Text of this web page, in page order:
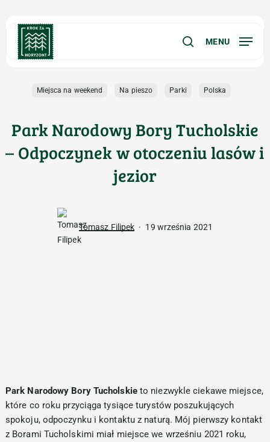
main
content
search
MENU
Miejsca na weekend Na pieszo Parki Polska
Park Narodowy Bory Tucholskie
– Odpoczynek w otoczeniu lasów i
jezior
Tomasz Filipek 19 września 2021
Park Narodowy Bory Tucholskieto niezwykle ciekawe miejsce,
które co roku przyciąga tysiące turystów poszukujących
spokoju, odpoczynku i kontaktu z naturą. Mój pierwszy kontakt
z Borami Tucholskimi miał miejsce we wrześniu 2021 roku,